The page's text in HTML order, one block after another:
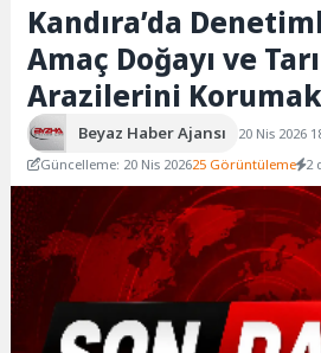
Kandıra’da
Amaç Doğayı ve
Arazilerini Korumak
Beyaz Haber Ajansı
20 Nis 2026
Güncelleme: 20 Nis 202625 Görüntüleme 2